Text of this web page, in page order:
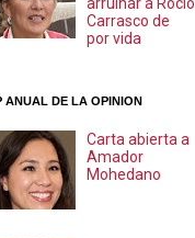
arruinar a Rocío
Carrasco de
por vida
ANUAL DE LA OPINION
Carta abierta a
Amador
Mohedano